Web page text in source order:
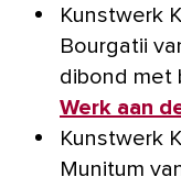
Kunstwerk
Bourgatii
dibond met
Werk aan
Kunstwerk
Munitum